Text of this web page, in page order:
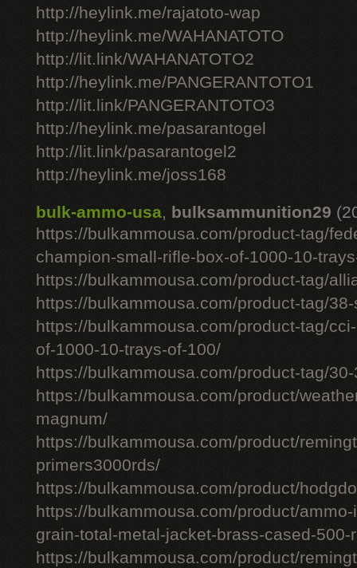
http://heylink.me/rajatoto-wap
http://heylink.me/WAHANATOTO
http://lit.link/WAHANATOTO2
http://heylink.me/PANGERANTOTO1
http://lit.link/PANGERANTOTO3
http://heylink.me/pasarantogel
http://lit.link/pasarantogel2
http://heylink.me/joss168
bulk-ammo-usa, bulksammunition29
https://bulkammousa.com/product-tag/
champion-small-rifle-box-of-1000-10-
https://bulkammousa.com/product-tag/
https://bulkammousa.com/product-tag/
https://bulkammousa.com/product-tag/
of-1000-10-trays-of-100/
https://bulkammousa.com/product-tag/
https://bulkammousa.com/product/
magnum/
https://bulkammousa.com/product/
primers3000rds/
https://bulkammousa.com/product/
https://bulkammousa.com/product/
grain-total-metal-jacket-brass-cased-500-
https://bulkammousa.com/product/